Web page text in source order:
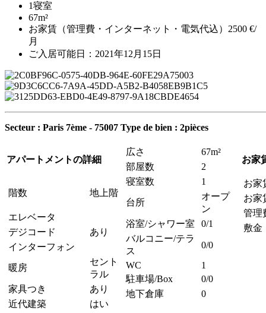
1寝室
67m²
お家賃（管理費・インターネット・電気代込）2500 €/
月
ご入居可能日：2021年12月15日
Secteur : Paris 7ème - 75007 Type de bien : 2pièces
アパートメントの詳細
階数 地上階
エレベータ
デジコード
あり
インターフォン
暖房
セント
ラル
家具つき
あり
近代建築
はい
広さ
67m²
部屋数
2
寝室数
1
台所
オープ
ン
浴室/シャワー室
0/1
バルコニー/テラ
ス
0/0
WC
1
駐車場/Box
0/0
地下倉庫
0
お家
お家
お
管理
敷金